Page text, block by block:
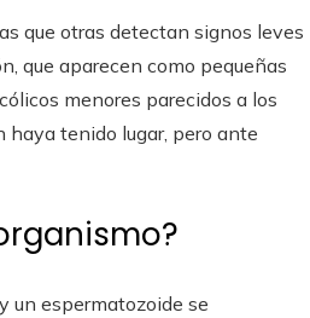
que otras detectan signos leves
que aparecen como pequeñas
menores parecidos a los
haya tenido lugar, pero ante
un espermatozoide se